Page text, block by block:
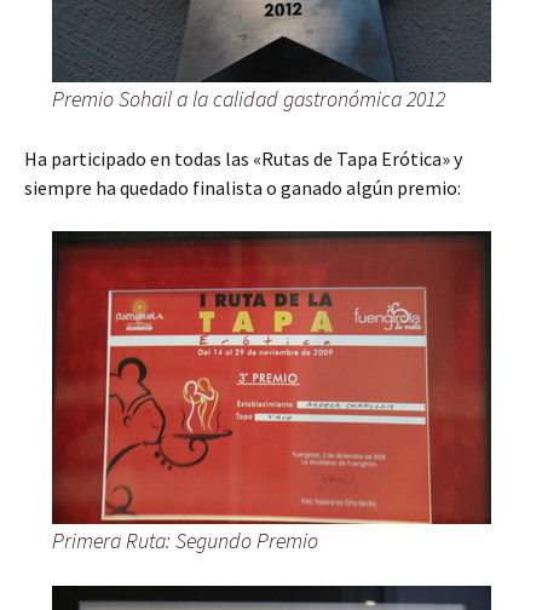
Premio Sohail a la calidad gastronómica 2012
Ha participado en todas las «Rutas de Tapa Erótica» y
siempre ha quedado finalista o ganado algún premio:
Primera Ruta: Segundo Premio